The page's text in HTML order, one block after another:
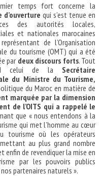
temps fort concerne la
d’ouverture qui s’est tenue en
des autorités locales,
et nationales marocaines
de l’Organisation
du tourisme (OMT) qui a été
par deux discours forts. Tout
celui de la Secrétaire
du Ministre du Tourisme,
du Maroc en matière de
marquée par la dimension
de l’OITS qui a rappelé le
que « nous entendons à la
qui met l’homme au cœur
tourisme où les opérateurs
au plus grand nombre
enfin de revendiquer la mise en
par les pouvoirs publics
partenaires naturels ».